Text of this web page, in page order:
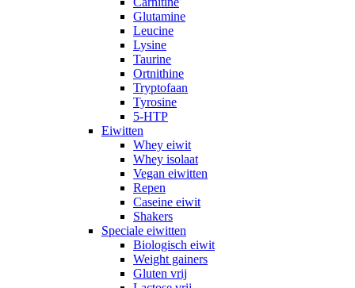
Glutamine
Leucine
Lysine
Taurine
Ortnithine
Tryptofaan
Tyrosine
5-HTP
Eiwitten
Whey eiwit
Whey isolaat
Vegan eiwitten
Repen
Caseine eiwit
Shakers
Speciale eiwitten
Biologisch eiwit
Weight gainers
Gluten vrij